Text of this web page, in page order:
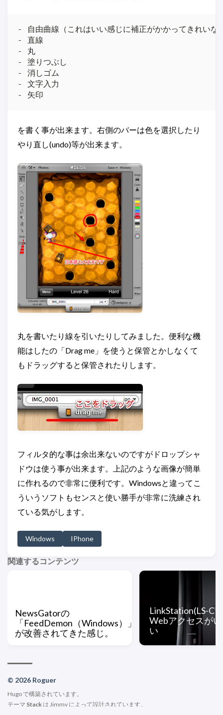
- 自由曲線（これはいい感じに補正がかかってきれいな
- 直線
- 丸
- 塗りつぶし
- 消しゴム
- 文字入力
を書く事が出来ます。右側のバーは色を選択したり
やり直し(undo)等が出来ます。
丸を書いたり線を引いたりしてみました。便利な機
能はしたの「Drag me」を使うと保管とかしなくて
もドラッグすると保管されたりします。
フィルタ的な事は余出来ないのですがドロップシャ
ドウは使う事が出来ます。上記のような画像が簡単
に作れるので非常に便利です。Windowsと違ってこ
ういうソフトもセンスと使い勝手が非常に洗練され
ている気がします。
Windows IPhone
関連するコンテンツ
NewsGatorの
「FeedDemon（Windows）」
が改善されてきた感じ。
LinkStation(LS-
Webアクセスが
い
© 2026 Roguer
Hugoで構築されています。
テーマ Stack は Jimmy によって設計されています。